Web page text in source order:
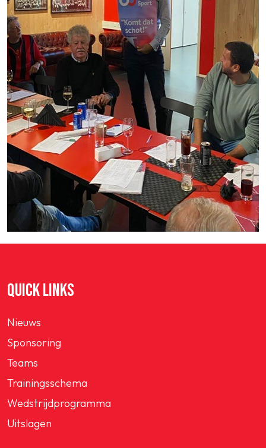
QUICK LINKS
Nieuws
Sponsoring
Teams
Trainingsschema
Wedstrijdprogramma
Uitslagen